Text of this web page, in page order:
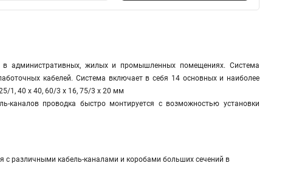
административных, жилых и промышленных помещениях. Система
кабелей. Система включает в себя 14 основных и наиболее
1, 40 х 40, 60/3 х 16, 75/3 х 20 мм
каналов проводка быстро монтируется с возможностью установки
с различными кабель-каналами и коробами больших сечений в